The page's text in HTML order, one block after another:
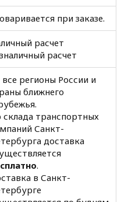
при заказе.
расчет
расчет
все регионы России и
ближнего
транспортных
Санкт-
доставка
.
в Санкт-